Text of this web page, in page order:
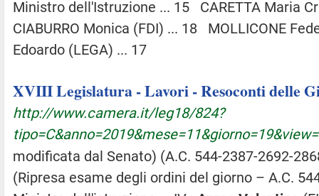
Ministro dell'Istruzione ... 15 CARETTA Maria
CIABURRO Monica (FDI) ... 18 MOLLICONE
Edoardo (LEGA) ... 17
XVIII Legislatura - Lavori - Resoconti delle
http://www.camera.it/leg18/824?
modificata dal Senato) (A.C. 544-2387-2692-
(Ripresa esame degli ordini del giorno – A.C.